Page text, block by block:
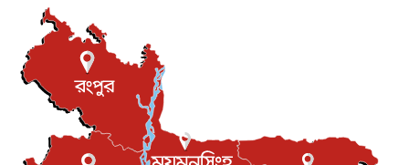
টি-টোয়েন্টি ইতিহাসের সর্বোচ্চ রানের মালিক এখন জস বাটলার
বস্তিতে কেটেছে শৈশব, আজ মুম্বাইয়ে দুই বাড়ির মালিক
বিনোদন ৬ আগস্ট, ২০২৬